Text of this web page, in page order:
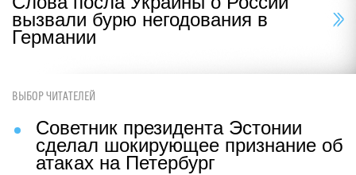
вызвали бурю негодования в
Германии
ВЫБОР ЧИТАТЕЛЕЙ
Советник президента Эстонии
сделал шокирующее признание об
атаках на Петербург